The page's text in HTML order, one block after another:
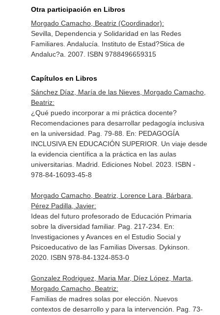
Otra participación en Libros
Morgado Camacho, Beatriz (Coordinador):
Sevilla, Dependencia y Solidaridad en las Redes
Familiares. Andalucía. Instituto de Estad?Stica de
Andaluc?a. 2007. ISBN 9788496659315
Capítulos en Libros
Sánchez Díaz, María de las Nieves, Morgado Camacho,
Beatriz:
¿Qué puedo incorporar a mi práctica docente?
Recomendaciones para desarrollar pedagogía inclusiva
en la universidad. Pag. 79-88. En: PEDAGOGÍA
INCLUSIVA EN EDUCACIÓN SUPERIOR. Un viaje desde
la evidencia científica a la práctica en las aulas
universitarias. Madrid. Ediciones Nobel. 2023. ISBN -
978-84-16093-45-8
Morgado Camacho, Beatriz, Lorence Lara, Bárbara,
Pérez Padilla, Javier:
Ideas del futuro profesorado de Educación Primaria
sobre la diversidad familiar. Pag. 217-234. En:
Investigaciones y Avances en el Estudio Social y
Psicoeducativo de las Familias Diversas. Dykinson.
2020. ISBN 978-84-1324-853-0
Gonzalez Rodriguez, Maria Mar, Díez López, Marta,
Morgado Camacho, Beatriz:
Familias de madres solas por elección. Nuevos
contextos de desarrollo y para la intervención. Pag. 73-